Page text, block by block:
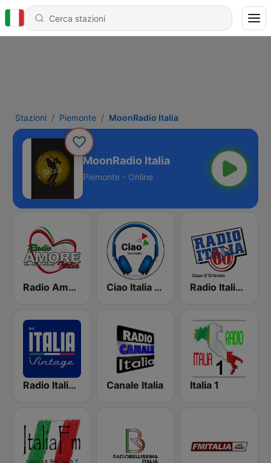
Stazioni Piemonte MoonRadio Italia
MoonRadio Italia
Piemonte - Online
Radio Amore Italia Ciao Italia Radio Radio Italia Anni 60 - Capo D'Orlando
Radio Italia Vintage Canale Italia Italia 1